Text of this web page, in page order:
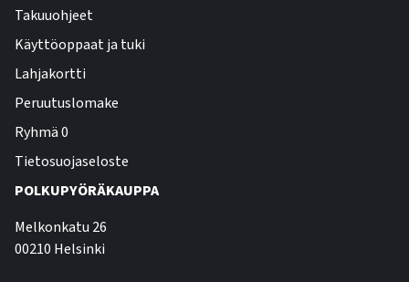
Takuuohjeet
Käyttöoppaat ja tuki
Lahjakortti
Peruutuslomake
Ryhmä 0
Tietosuojaseloste
POLKUPYÖRÄKAUPPA
Melkonkatu 26
00210 Helsinki